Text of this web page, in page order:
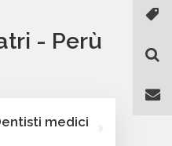
- Perù
medici